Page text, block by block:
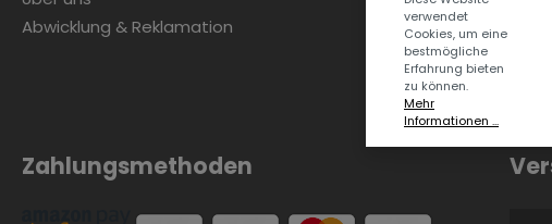
Abwicklung & Reklamation
Zahlungsmethoden
verwendet
Cookies, um eine
bestmögliche
Erfahrung bieten
zu können.
Mehr
Informationen ...